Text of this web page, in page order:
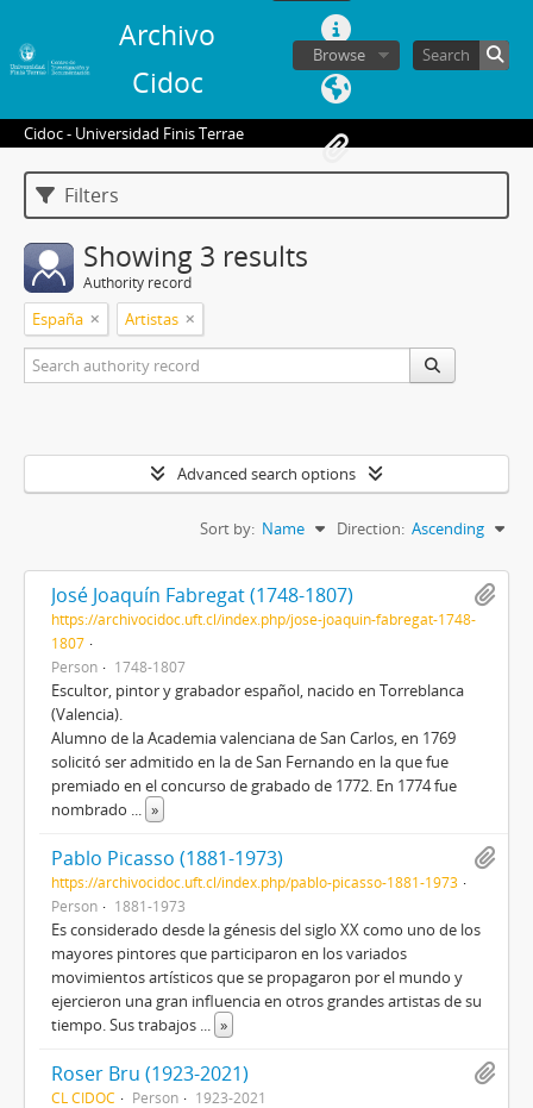
Archivo
Cidoc
Browse
Cidoc - Universidad Finis Terrae
Filters
Showing 3 results
Authority record
España Artistas
Advanced search options
Sort by: Name Direction: Ascending
José Joaquín Fabregat (1748-1807)
https://archivocidoc.uft.cl/index.php/jose-joaquin-fabregat-1748-
1807
Person
1748-1807
Escultor, pintor y grabador español, nacido en Torreblanca
(Valencia).
Alumno de la Academia valenciana de San Carlos, en 1769
solicitó ser admitido en la de San Fernando en la que fue
premiado en el concurso de grabado de 1772. En 1774 fue
nombrado ... »
Pablo Picasso (1881-1973)
https://archivocidoc.uft.cl/index.php/pablo-picasso-1881-1973
Person
1881-1973
Es considerado desde la génesis del siglo XX como uno de los
mayores pintores que participaron en los variados
movimientos artísticos que se propagaron por el mundo y
ejercieron una gran influencia en otros grandes artistas de su
tiempo. Sus trabajos ... »
Roser Bru (1923-2021)
CL CIDOC Person 1923-2021